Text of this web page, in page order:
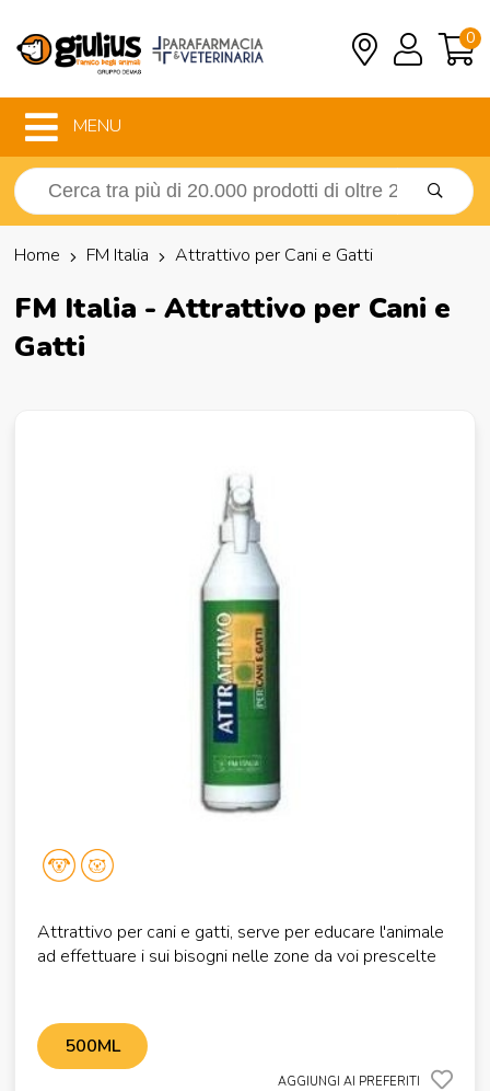
0
MENU
Home FM Italia Attrattivo per Cani e Gatti
FM Italia - Attrattivo per Cani e
Gatti
Attrattivo per cani e gatti, serve per educare l'animale
ad effettuare i sui bisogni nelle zone da voi prescelte
500ML
AGGIUNGI AI PREFERITI